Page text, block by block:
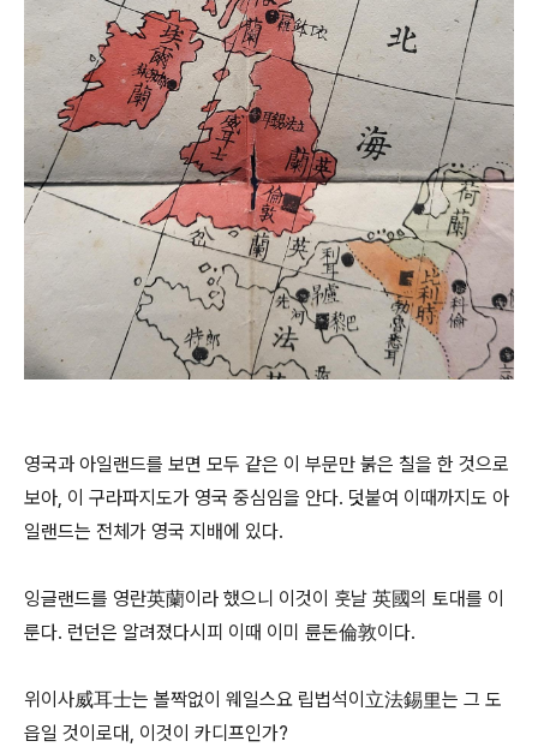
영국과 아일랜드를 보면 모두 같은 이 부문만 붉은 칠을 한 것으로
보아, 이 구라파지도가 영국 중심임을 안다. 덧붙여 이때까지도 아
일랜드는 전체가 영국 지배에 있다.
잉글랜드를 영란英蘭이라 했으니 이것이 훗날 英國의 토대를 이
룬다. 런던은 알려졌다시피 이때 이미 륜돈倫敦이다.
위이사威耳士는 볼짝없이 웨일스요 립법석이立法錫里는 그 도
읍일 것이로대, 이것이 카디프인가?